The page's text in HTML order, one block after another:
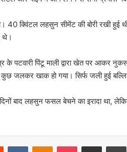
40 क्विंटल लहसुन सीमेंट की बोरी रखी
थे।
के पटवारी पिंटू माली द्वारा खेत पर
जलकर खाक हो गया। सिर्फ जली हुई
दिनों बाद लहसुन फसल बेचने का इरादा
Reddit VKontakteOdnoklassniki
Pocket Share via Email